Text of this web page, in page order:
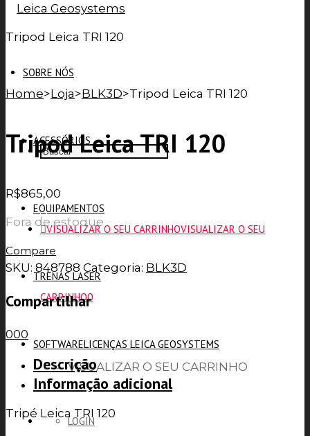
SOBRE NÓS
ACESSÓRIOS
EQUIPAMENTOS
TRENAS LASER
SOFTWARELICENÇAS LEICA GEOSYSTEMS
VISUALIZAR O SEU CARRINHOVISUALIZAR O SEU
CARRINHO0
VISUALIZAR O SEU CARRINHO
LOGIN
Tripod Leica TRI 120
Home>Loja>BLK3D>Tripod Leica TRI 120
Tripod Leica TRI 120
R$865,00
Fora de estoque
Compare
SKU: 848788 Categoria: BLK3D
Compartilhar
000
Descrição
Informação adicional
Tripé Leica TRI 120